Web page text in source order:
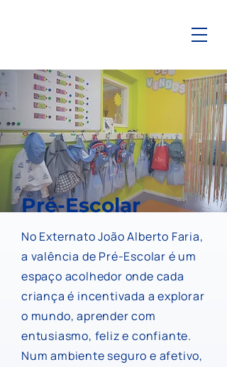
Pré-Escolar
No Externato João Alberto Faria,
a valência de Pré-Escolar é um
espaço acolhedor onde cada
criança é incentivada a explorar
o mundo, aprender com
entusiasmo, feliz e confiante.
Num ambiente seguro e afetivo,